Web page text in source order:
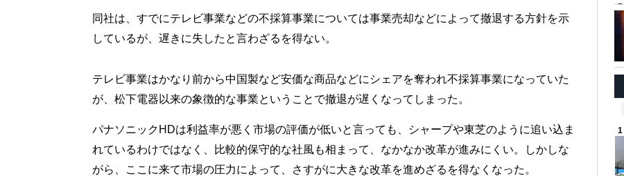
同社は、すでにテレビ事業などの不採算事業については事業売却などによって撤退する方針を示
しているが、遅きに失したと言わざるを得ない。
テレビ事業はかなり前から中国製など安価な商品などにシェアを奪われ不採算事業になっていた
が、松下電器以来の象徴的な事業ということで撤退が遅くなってしまった。
パナソニックHDは利益率が悪く市場の評価が低いと言っても、シャープや東芝のように追い込ま
れているわけではなく、比較的保守的な社風も相まって、なかなか改革が進みにくい。しかしな
がら、ここに来て市場の圧力によって、さすがに大きな改革を進めざるを得なくなった。